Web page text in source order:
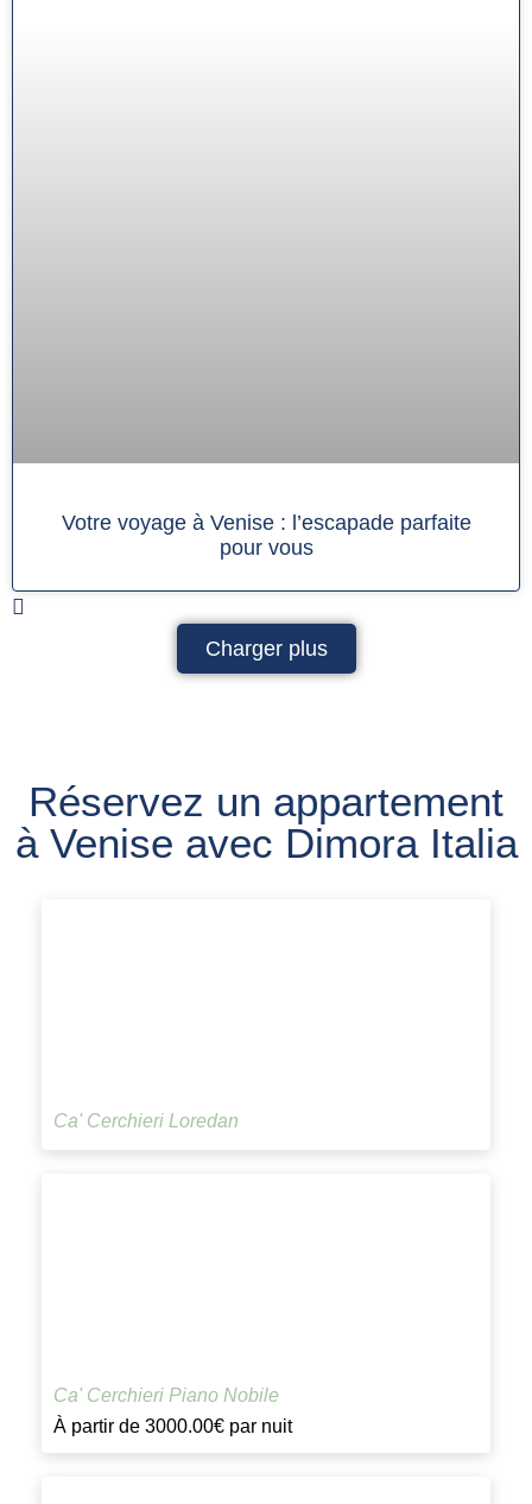
Votre voyage à Venise : l’escapade parfaite
pour vous
Charger plus
Réservez un appartement
à Venise avec Dimora Italia
Ca' Cerchieri Loredan
Ca' Cerchieri Piano Nobile
À partir de 3000.00€ par nuit